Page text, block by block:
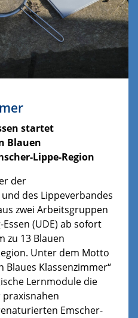
startet
Blauen
Lippe-Region
der
des Lippeverbandes
zwei Arbeitsgruppen
(UDE) ab sofort
zu 13 Blauen
Unter dem Motto
Blaues Klassenzimmer“
Lernmodule die
Emscher-